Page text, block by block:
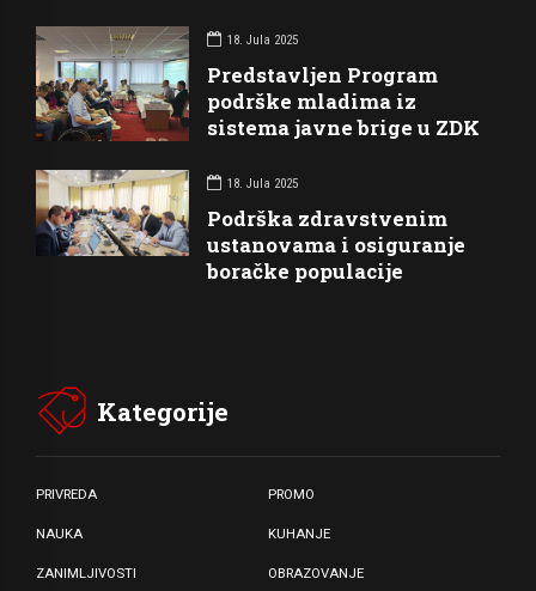
18. Jula 2025
Predstavljen Program
podrške mladima iz
sistema javne brige u ZDK
18. Jula 2025
Podrška zdravstvenim
ustanovama i osiguranje
boračke populacije
Kategorije
PRIVREDA PROMO
NAUKA KUHANJE
ZANIMLJIVOSTI OBRAZOVANJE